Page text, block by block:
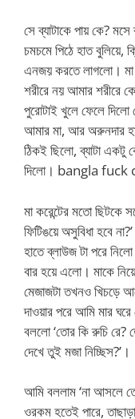
সে ব্যাটাকে পায় কে?
চমচমে পিঠে হাত বুলিয়ে,
এনজয় করতে লাগলো। মা
শরীরে নয় আমার শরীরে
পুরোটাই খুলে ফেলে দিলো
আমার মা, আর অরুনদার
ঠিকই ছিলো, ব্যাটা একটু
দিলো। bangla fuck
মা করেন্টের মতো ছিটকে
ফিটিঙয়ে অসুবিধা হবে
হাতে ব্লাউজ টা পরে
বার হয়ে এলো। মাকে
মেজাজটা তখনও খিচড়ে
দাওয়ার পরে আমি মার
বললো ‘তোর কি রুচি রে?
দেখে তুই মজা নিচ্ছিস?’।
আমি বললাম ‘না আসলে
ওরকম হতেই পারে,